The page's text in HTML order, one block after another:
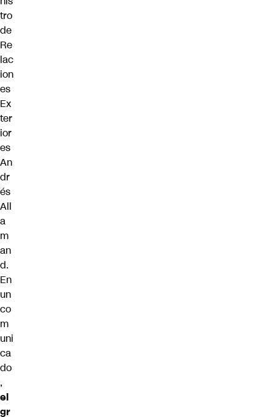
tro
de
Re
lac
ion
es
Ex
ter
ior
es
An
dr
és
All
a
m
an
d.
En
un
co
m
uni
ca
do
,
el
gr